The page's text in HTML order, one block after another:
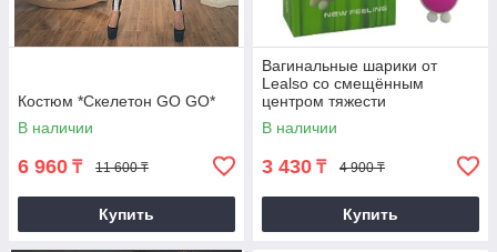
Костюм *Скелетон GO GO*
В наличии
6 960 ₸ 11 600 ₸
Купить
Вагинальные шарики от
Lealso со смещённым
центром тяжести
В наличии
3 430 ₸ 4 900 ₸
Купить